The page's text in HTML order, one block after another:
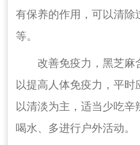
有保养的作用，可以清除
等。
改善免疫力，黑芝麻
以提高人体免疫力，平
以清淡为主，适当少吃
喝水、多进行户外活动。